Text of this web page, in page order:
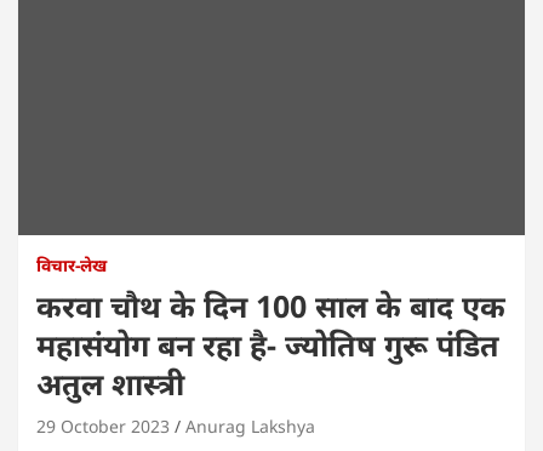
विचार-लेख
करवा चौथ के दिन 100 साल के बाद एक
महासंयोग बन रहा है- ज्योतिष गुरू पंडित
अतुल शास्त्री
29 October 2023 Anurag Lakshya